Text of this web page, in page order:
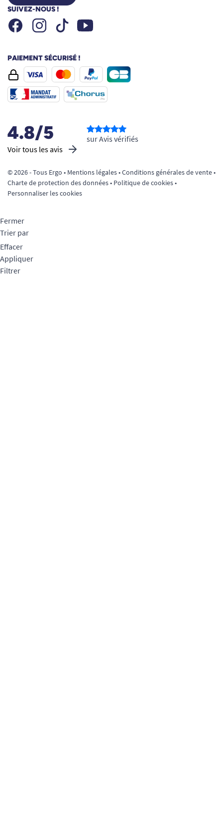
SUIVEZ-NOUS !
FacebookInstagramTiktok Youtube
PAIEMENT SÉCURISÉ !
4.8/5
Voir tous les avis
sur Avis vérifiés
© 2026 - Tous Ergo • Mentions légales•Conditions générales de vente•
Charte de protection des données• Politique de cookies•
Personnaliser les cookies
Fermer
Trier par
Effacer
Appliquer
Filtrer